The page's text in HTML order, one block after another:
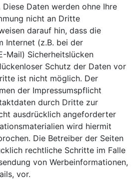
Daten werden ohne Ihre
nicht an Dritte
darauf hin, dass die
Internet (z.B. bei der
Mail) Sicherheitslücken
Schutz der Daten vor
ist nicht möglich. Der
der Impressumspflicht
durch Dritte zur
ausdrücklich angeforderter
wird hiermit
Die Betreiber der Seiten
rechtliche Schritte im Falle
von Werbeinformationen,
vor.